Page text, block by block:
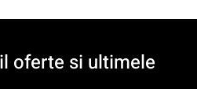
oferte si ultimele